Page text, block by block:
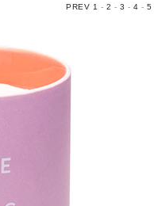
PREV 1 - 2 - 3 - 4 - 5